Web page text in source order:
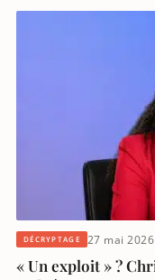
DÉCRYPTAGE 27 mai 2026
« Un exploit » ?